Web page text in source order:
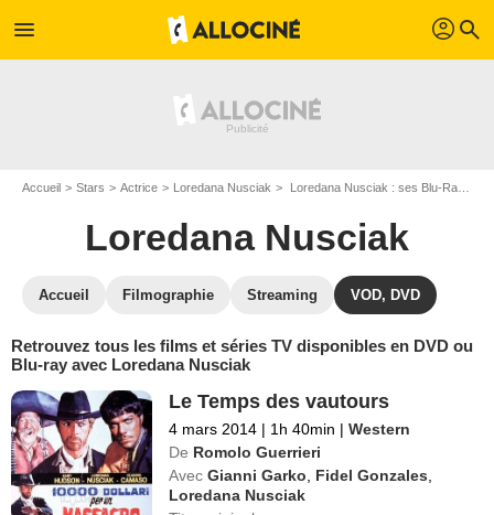
menu profil search
Accueil Stars Actrice Loredana Nusciak Loredana Nusciak : ses Blu-Ray, DVD, VOD, SVOD
Loredana Nusciak
Accueil Filmographie Streaming VOD, DVD
Retrouvez tous les films et séries TV disponibles en DVD ou
Blu-ray avec Loredana Nusciak
Le Temps des vautours
4 mars 2014 | 1h 40min | Western
De Romolo Guerrieri
Avec Gianni Garko Fidel Gonzales
Loredana Nusciak